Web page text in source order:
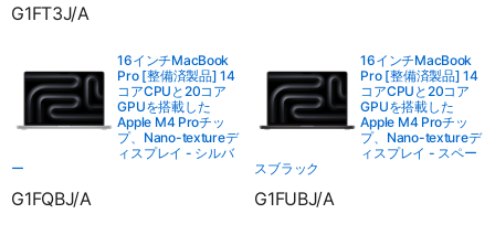
G1FT3J/A
16インチMacBook
Pro [整備済製品] 14
コアCPUと20コア
GPUを搭載した
Apple M4 Proチッ
プ、Nano-textureデ
ィスプレイ - シルバ
ー
G1FQBJ/A
16インチMacBook
Pro [整備済製品] 14
コアCPUと20コア
GPUを搭載した
Apple M4 Proチッ
プ、Nano-textureデ
ィスプレイ - スペー
スブラック
G1FUBJ/A